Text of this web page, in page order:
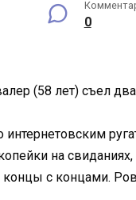
0
(58 лет) съел
на
с концами.